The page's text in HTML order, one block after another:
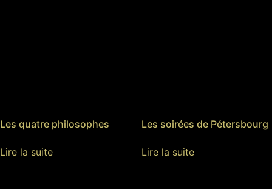
Les quatre philosophes
Lire la suite
Les soirées de Pétersbourg
Lire la suite